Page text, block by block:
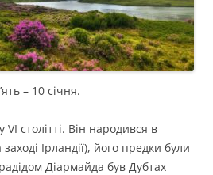
– 10 січня.
столітті. Він народився в
Ірландії), його предки були
Діармайда був Дубтах